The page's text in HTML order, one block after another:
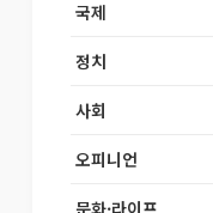
국제
정치
사회
오피니언
문화·라이프